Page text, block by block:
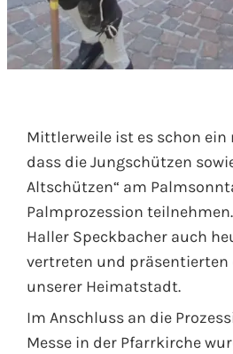
Mittlerweile ist es schon ein
dass die Jungschützen
Altschützen“ am
Palmprozession
Haller Speckbacher auch
vertreten und präsentierten
unserer Heimatstadt.
Im Anschluss an die
Messe in der Pfarrkirche